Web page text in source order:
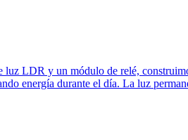
LDR y un módulo de relé,
energía durante el día. La luz